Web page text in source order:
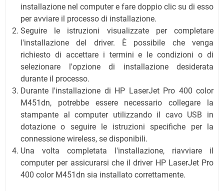
installazione nel computer e fare doppio clic su di esso
per avviare il processo di installazione.
Seguire le istruzioni visualizzate per completare
l'installazione del driver. È possibile che venga
richiesto di accettare i termini e le condizioni o di
selezionare l'opzione di installazione desiderata
durante il processo.
Durante l'installazione di HP LaserJet Pro 400 color
M451dn, potrebbe essere necessario collegare la
stampante al computer utilizzando il cavo USB in
dotazione o seguire le istruzioni specifiche per la
connessione wireless, se disponibili.
Una volta completata l'installazione, riavviare il
computer per assicurarsi che il driver HP LaserJet Pro
400 color M451dn sia installato correttamente.